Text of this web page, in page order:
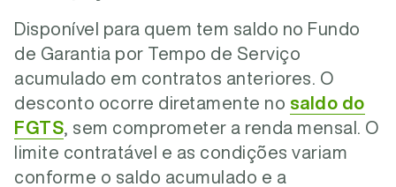
Disponível para quem tem saldo no Fundo
de Garantia por Tempo de Serviço
acumulado em contratos anteriores. O
desconto ocorre diretamente no saldo do
FGTS , sem comprometer a renda mensal. O
limite contratável e as condições variam
conforme o saldo acumulado e a